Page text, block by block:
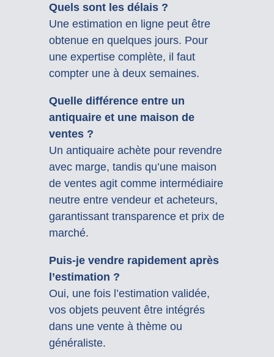
Quels sont les délais ?
Une estimation en ligne peut être
obtenue en quelques jours. Pour
une expertise complète, il faut
compter une à deux semaines.
Quelle différence entre un
antiquaire et une maison de
ventes ?
Un antiquaire achète pour revendre
avec marge, tandis qu’une maison
de ventes agit comme intermédiaire
neutre entre vendeur et acheteurs,
garantissant transparence et prix de
marché.
Puis-je vendre rapidement après
l’estimation ?
Oui, une fois l’estimation validée,
vos objets peuvent être intégrés
dans une vente à thème ou
généraliste.